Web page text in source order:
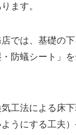
ます。
では、基礎の
防蟻シート」
工法による床
うにする工夫